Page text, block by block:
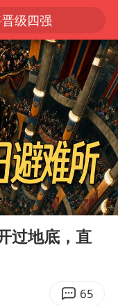
级四强
期消费新蓝海
为佟丽娅庆生
来没有“独立”过
莹孙亚鹏亮相
几元成本的AI广告导致千万市值蒸发
坠崖1死1伤
宋蓬逝世
飞天茅台提价
击贯穿浙江
夜被收150元
05:32
过地底，直
65